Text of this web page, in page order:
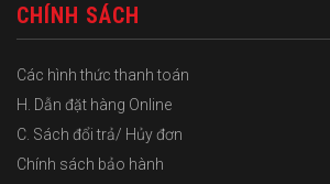
CHÍNH SÁCH
Các hình thức thanh toán
H. Dẫn đặt hàng Online
C. Sách đổi trả/ Hủy đơn
Chính sách bảo hành